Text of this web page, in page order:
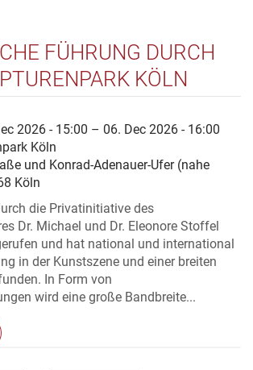
FÜHRUNG DURCH
KÖLN
2026 - 15:00 – 06. Dec 2026 - 16:00
Köln
und Konrad-Adenauer-Ufer (nahe
Köln
die Privatinitiative des
Dr. Michael und Dr. Eleonore Stoffel
und hat national und international
in der Kunstszene und einer breiten
In Form von
wird eine große Bandbreite...